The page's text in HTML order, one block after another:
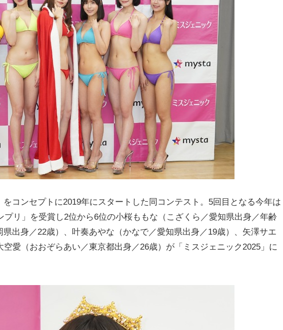
をコンセプトに2019年にスタートした同コンテスト。5回目となる今年は
リ」を受賞し2位から6位の小桜ももな（こざくら／愛知県出身／年齢
出身／22歳）、叶奏あやな（かなで／愛知県出身／19歳）、矢澤サエ
空愛（おおぞらあい／東京都出身／26歳）が「ミスジェニック2025」に